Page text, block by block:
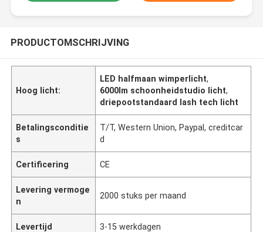
PRODUCTOMSCHRIJVING
Hoog licht:
LED halfmaan wimperlicht,
6000lm schoonheidstudio licht,
driepootstandaard lash tech licht
Betalingsconditie
s
T/T, Western Union, Paypal, creditcar
d
Certificering CE
Levering vermoge
n
2000 stuks per maand
Levertijd 3-15 werkdagen